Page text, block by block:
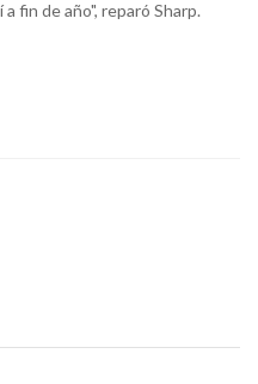
fin de año", reparó Sharp.